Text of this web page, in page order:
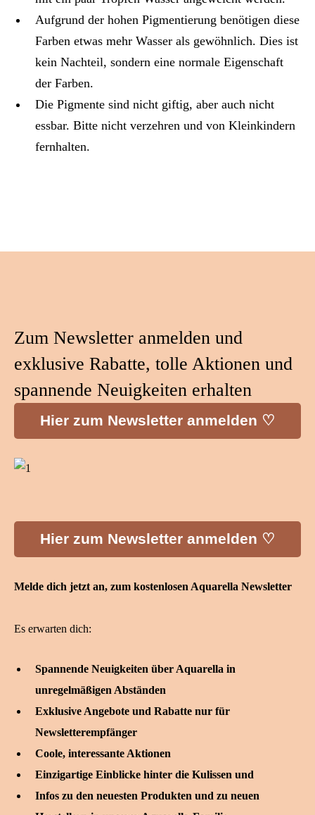
Aufgrund der hohen Pigmentierung benötigen diese
Farben etwas mehr Wasser als gewöhnlich. Dies ist
kein Nachteil, sondern eine normale Eigenschaft
der Farben.
Die Pigmente sind nicht giftig, aber auch nicht
essbar. Bitte nicht verzehren und von Kleinkindern
fernhalten.
Zum Newsletter anmelden und
exklusive Rabatte, tolle Aktionen und
spannende Neuigkeiten erhalten
Hier zum Newsletter anmelden ♡
Hier zum Newsletter anmelden ♡
Melde dich jetzt an, zum kostenlosen Aquarella Newsletter
Es erwarten dich:
Spannende Neuigkeiten über Aquarella in
unregelmäßigen Abständen
Exklusive Angebote und Rabatte nur für
Newsletterempfänger
Coole, interessante Aktionen
Einzigartige Einblicke hinter die Kulissen und
Infos zu den neuesten Produkten und zu neuen